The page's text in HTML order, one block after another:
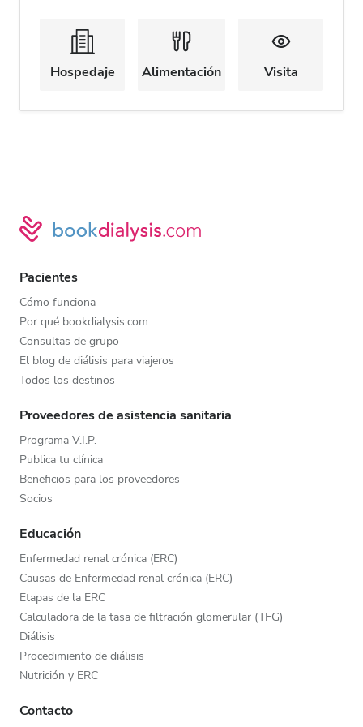
Hospedaje Alimentación Visita
Pacientes
Cómo funciona
Por qué bookdialysis.com
Consultas de grupo
El blog de diálisis para viajeros
Todos los destinos
Proveedores de asistencia sanitaria
Programa V.I.P.
Publica tu clínica
Beneficios para los proveedores
Socios
Educación
Enfermedad renal crónica (ERC)
Causas de Enfermedad renal crónica (ERC)
Etapas de la ERC
Calculadora de la tasa de filtración glomerular (TFG)
Diálisis
Procedimiento de diálisis
Nutrición y ERC
Contacto